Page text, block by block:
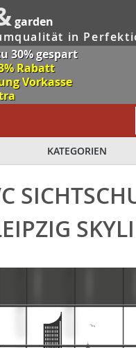
garden
in
30% gespart
Rabatt
Vorkasse
KATEGORIEN